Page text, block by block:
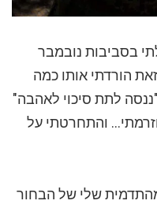
בסביבות נובמבר
הורדתי אותו כמה
לתת סיכוי לאהבה"
והתחרטתי על
שלי של הבחור